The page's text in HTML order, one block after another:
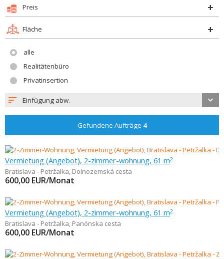
Preis
Fläche
alle
Realitätenbüro
Privatinsertion
Einfügung abw.
Gefundene Aufträge 4
Vermietung (Angebot), 2-zimmer-wohnung, 61 m2
Bratislava - Petržalka, Dolnozemská cesta
600,00 EUR/Monat
Vermietung (Angebot), 2-zimmer-wohnung, 61 m2
Bratislava - Petržalka, Panónska cesta
600,00 EUR/Monat